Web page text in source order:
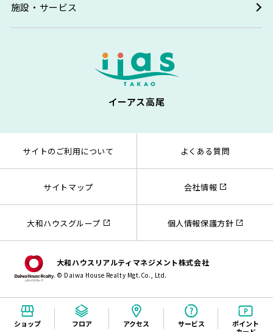
ショップ フロア アクセス サービス
ポイント
施設・サービス
イーアス高尾
サイトのご利用について よくある質問
サイトマップ 会社情報
大和ハウスグループ 個人情報保護方針
大和ハウスリアルティマネジメント株式会社
© Daiwa House Realty Mgt.Co., Ltd.